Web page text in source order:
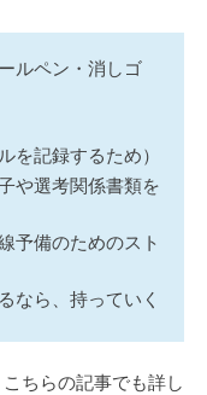
ルペン・消しゴ
を記録するため）
や選考関係書類を
予備のためのスト
なら、持っていく
ちらの記事でも詳し